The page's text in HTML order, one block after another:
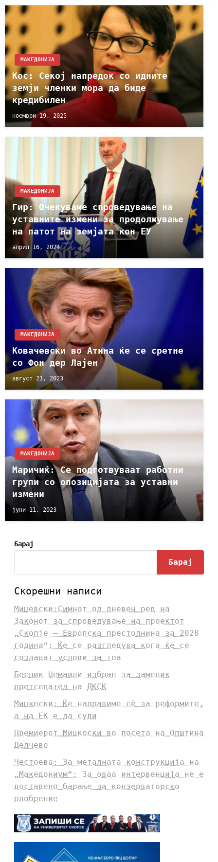
МАКЕДОНИЈА
Кос: Секој напредок со идните
земји членки мора да биде
кредибилен
ноември 19, 2025
МАКЕДОНИЈА
Гир: Очекуваме спроведување на
уставните измени за продолжување
на патот на земјата кон ЕУ
април 16, 2024
МАКЕДОНИЈА
Ковачевски во Атина ќе се сретне
со Фон дер Лајен
август 21, 2023
МАКЕДОНИЈА
Маричиќ: Се подготвуваат работни
групи со опозицијата за уставни
измени
јуни 11, 2023
Барај
Барај
Скорешни написи
Мицевски:Симнат од дневен ред на
Законот за спроведување на проектот
„Скопје – Европска престолнина за 2028
година“: Ќе се разгледува кога ќе се
создадат услови за тоа
Бесник Џемаили избран за заменик
претседател на ДКСК
Мицкоски: Ќе направиме сè за реформите,
а на ЕК е да суди
Премиерот Мицкоски во посета на Општина
Делчево
Честоева: За металната конструкција на
„Македониум“: За оваа интервенција не е
доставено барање за конзерваторско
одобрение